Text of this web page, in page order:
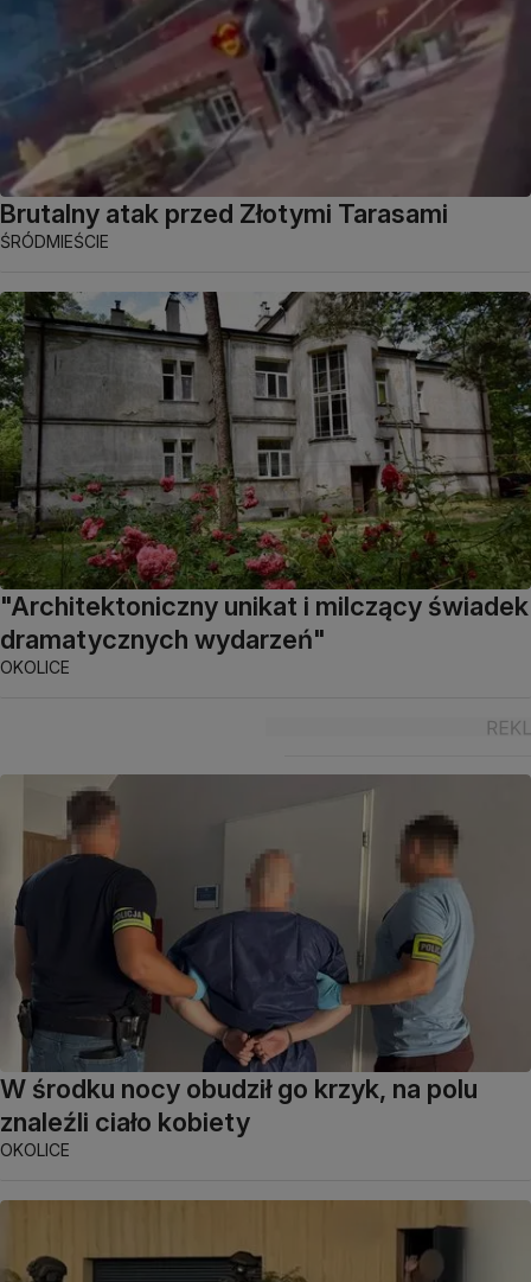
Brutalny atak przed Złotymi Tarasami
ŚRÓDMIEŚCIE
"Architektoniczny unikat i milczący świadek
dramatycznych wydarzeń"
OKOLICE
W środku nocy obudził go krzyk, na polu
znaleźli ciało kobiety
OKOLICE